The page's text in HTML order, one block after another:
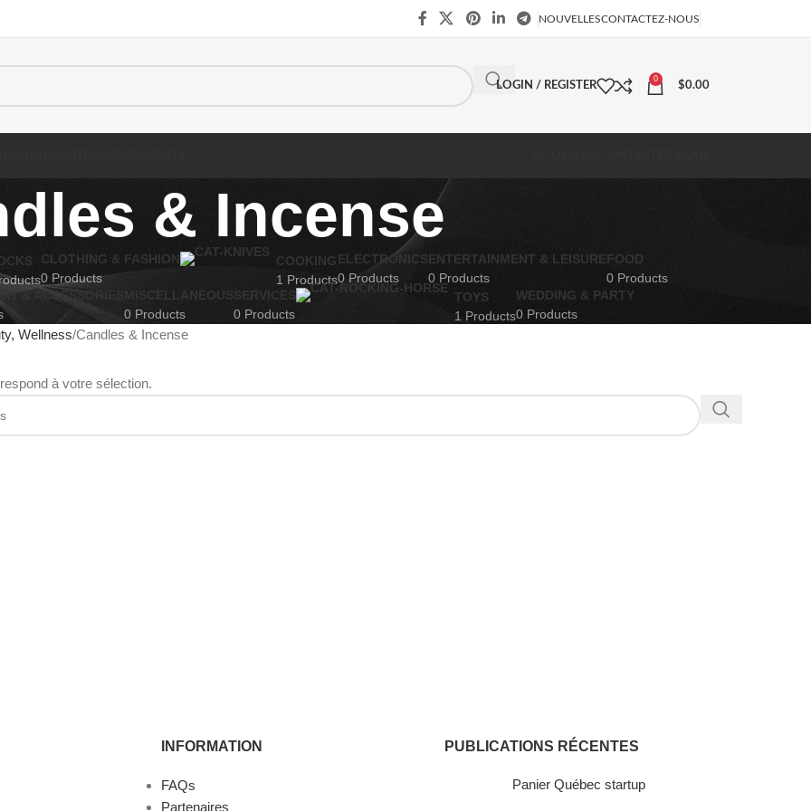
NOUVELLESCONTACTEZ-NOUS
LOGIN / REGISTER
0
$0.00
& Incense
CLOTHING & FASHION
0 Products
COOKING
1 Products
ELECTRONICS
0 Products
ENTERTAINMENT & LEISURE
0 Products
FOOD
0 Products
& ACCESSORIES
MISCELLANEOUS
0 Products
SERVICES
0 Products
TOYS
1 Products
WEDDING & PARTY
0 Products
Wellness Candles & Incense
à votre sélection.
INFORMATION
FAQs
Partenaires
PUBLICATIONS RÉCENTES
Panier Québec startup